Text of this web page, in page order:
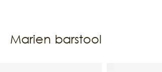
Marien barstool